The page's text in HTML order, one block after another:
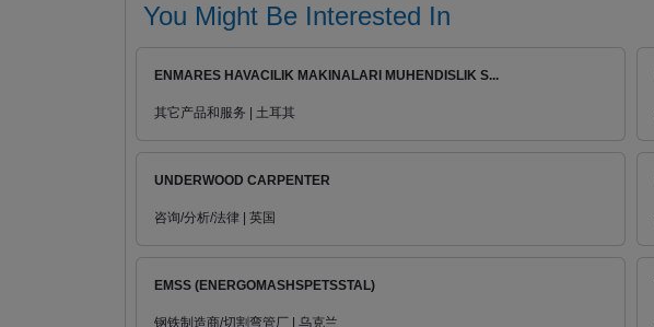
You Might Be Interested In
ENMARES HAVACILIK MAKINALARI MUHENDISLIK S...
其它产品和服务 | 土耳其
UNDERWOOD CARPENTER
咨询/分析/法律 | 英国
EMSS (ENERGOMASHSPETSSTAL)
钢铁制造商/切割弯管厂 | 乌克兰